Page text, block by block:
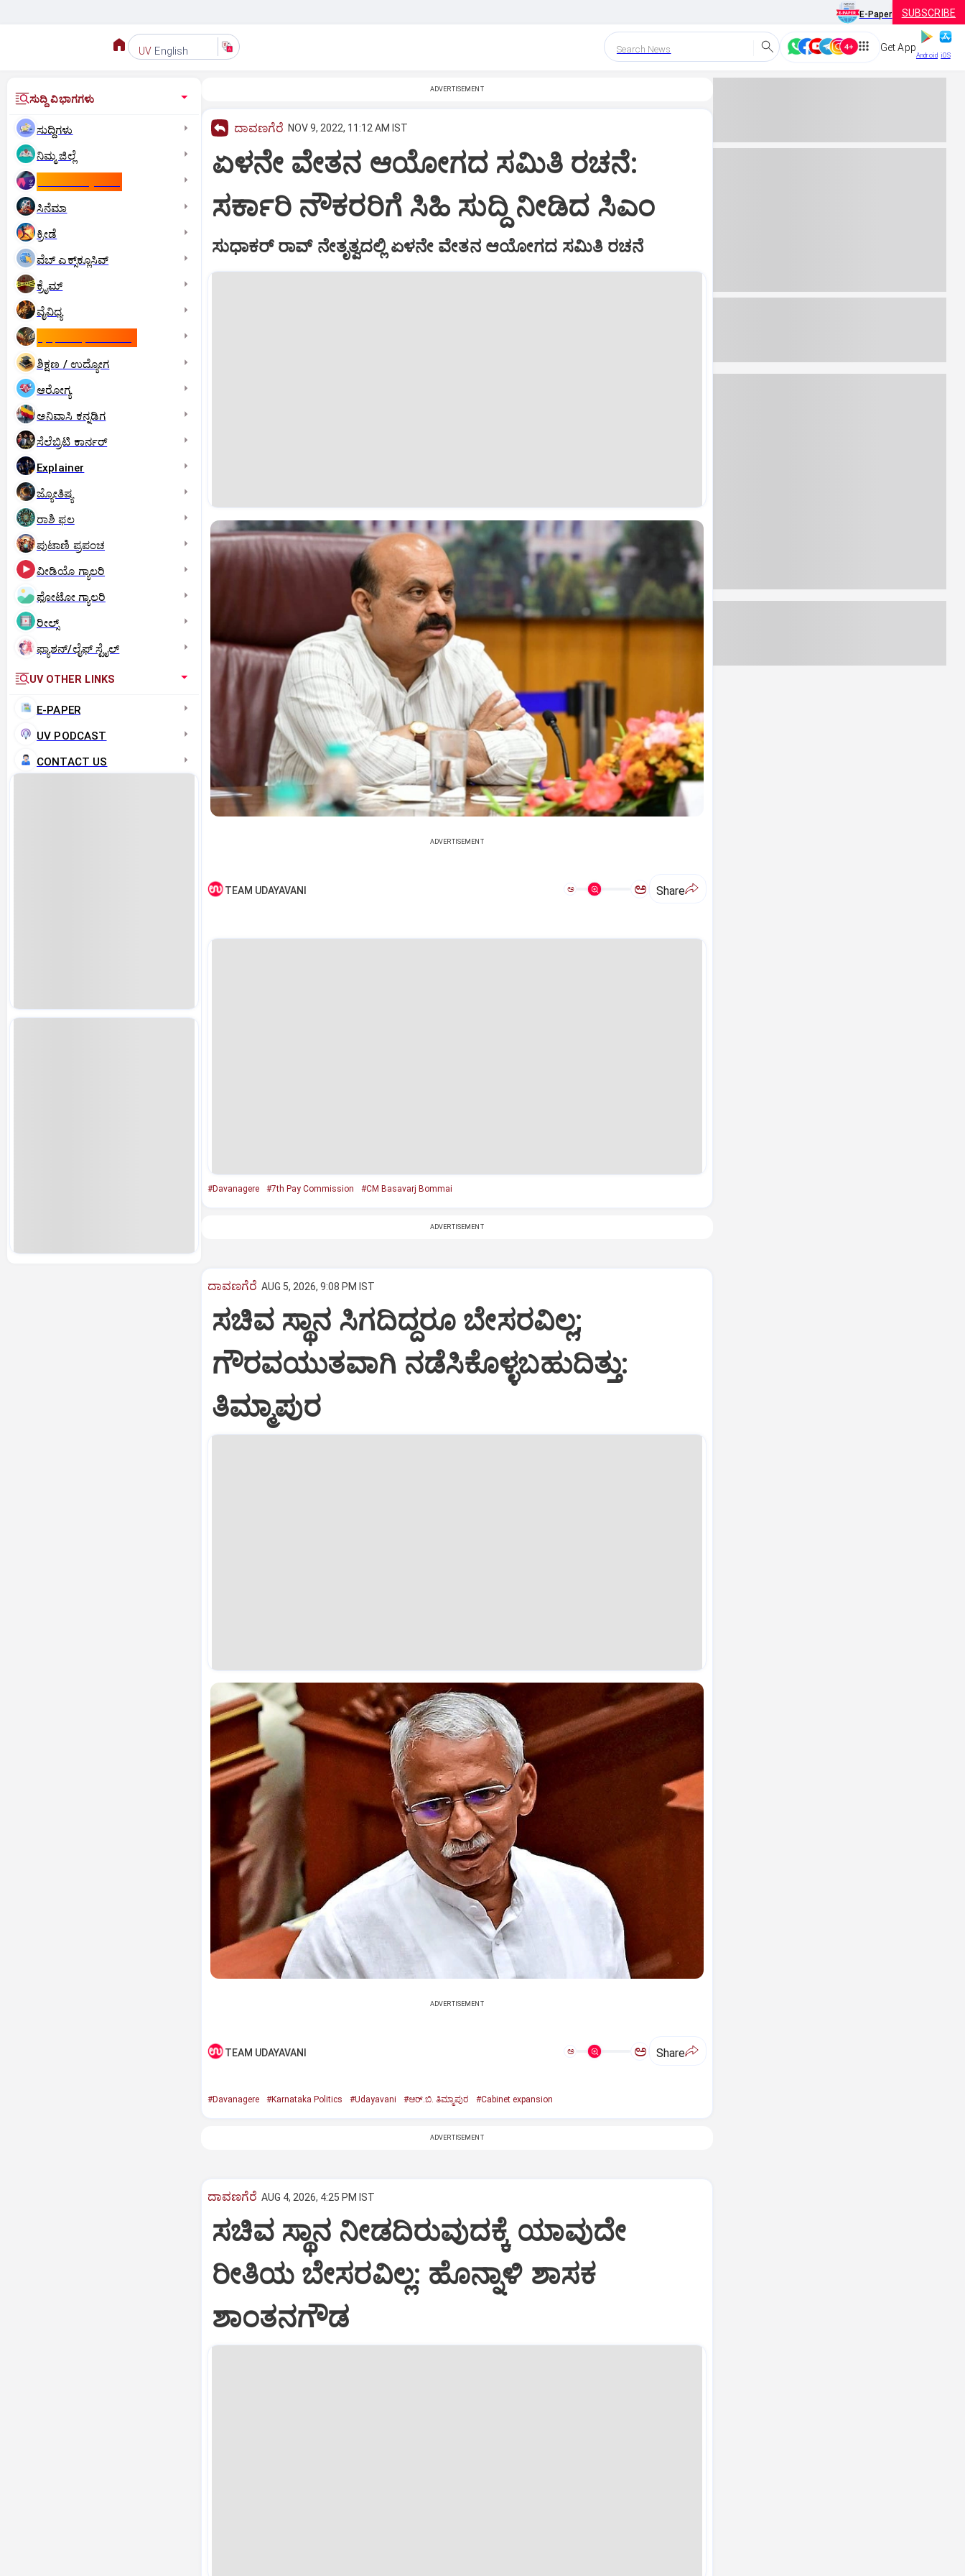
E-Paper SUBSCRIBE
UV English Search News Get App
Android iOS
ಸುದ್ದಿ ವಿಭಾಗಗಳು
ಸುದ್ದಿಗಳು
ನಿಮ್ಮ ಜಿಲ್ಲೆ
ಸಿನೆಮಾ
ಕ್ರೀಡೆ
ವೆಬ್ ಎಕ್ಸ್‌ಕ್ಲೂಸಿವ್
ಕ್ರೈಮ್
ವೈವಿಧ್ಯ
ಶಿಕ್ಷಣ / ಉದ್ಯೋಗ
ಆರೋಗ್ಯ
ಅನಿವಾಸಿ ಕನ್ನಡಿಗ
ಸೆಲೆಬ್ರಿಟಿ ಕಾರ್ನರ್‌
Explainer
ಜ್ಯೋತಿಷ್ಯ
ರಾಶಿ ಫಲ
ಪುಟಾಣಿ ಪ್ರಪಂಚ
ವೀಡಿಯೊ ಗ್ಯಾಲರಿ
ಫೋಟೋ ಗ್ಯಾಲರಿ
ರೀಲ್ಸ್
ಫ್ಯಾಶನ್/ಲೈಫ್‌ ಸ್ಟೈಲ್
UV OTHER LINKS
E-PAPER
UV PODCAST
CONTACT US
ADVERTISEMENT
ದಾವಣಗೆರೆ NOV 9, 2022, 11:12 AM IST
ಏಳನೇ ವೇತನ ಆಯೋಗದ ಸಮಿತಿ ರಚನೆ:
ಸರ್ಕಾರಿ ನೌಕರರಿಗೆ ಸಿಹಿ ಸುದ್ದಿ ನೀಡಿದ ಸಿಎಂ
ಸುಧಾಕರ್ ರಾವ್ ನೇತೃತ್ವದಲ್ಲಿ ಏಳನೇ ವೇತನ ಆಯೋಗದ ಸಮಿತಿ ರಚನೆ
ADVERTISEMENT
TEAM UDAYAVANI ಅ ಅ Share
#Davanagere #7th Pay Commission #CM Basavarj Bommai
ADVERTISEMENT
ದಾವಣಗೆರೆ AUG 5, 2026, 9:08 PM IST
ಸಚಿವ ಸ್ಥಾನ ಸಿಗದಿದ್ದರೂ ಬೇಸರವಿಲ್ಲ;
ಗೌರವಯುತವಾಗಿ ನಡೆಸಿಕೊಳ್ಳಬಹುದಿತ್ತು:
ತಿಮ್ಮಾಪುರ
ADVERTISEMENT
TEAM UDAYAVANI ಅ ಅ Share
#Davanagere #Karnataka Politics #Udayavani #ಆರ್.ಬಿ. ತಿಮ್ಮಾಪುರ #Cabinet expansion
ADVERTISEMENT
ದಾವಣಗೆರೆ AUG 4, 2026, 4:25 PM IST
ಸಚಿವ ಸ್ಥಾನ ನೀಡದಿರುವುದಕ್ಕೆ ಯಾವುದೇ
ರೀತಿಯ ಬೇಸರವಿಲ್ಲ: ಹೊನ್ನಾಳಿ ಶಾಸಕ
ಶಾಂತನಗೌಡ